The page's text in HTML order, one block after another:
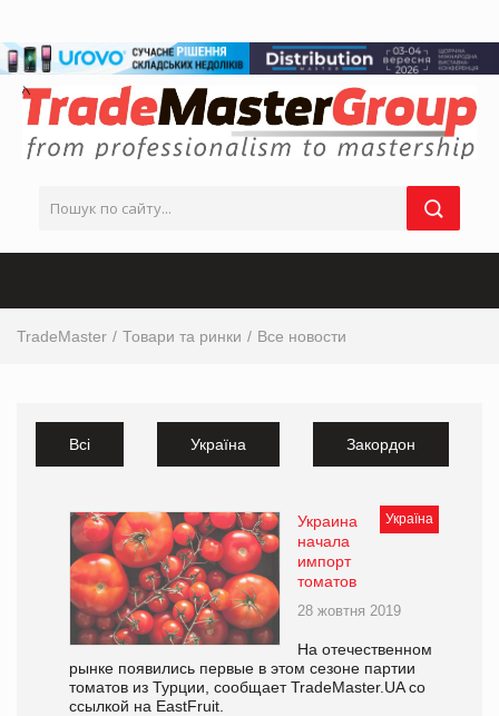
TradeMaster Товари та ринки Все новости
Всі Україна Закордон
Україна
Украина
начала
импорт
томатов
28 жовтня 2019
На отечественном
рынке появились первые в этом сезоне партии
томатов из Турции, сообщает TradeMaster.UA со
ссылкой на EastFruit.